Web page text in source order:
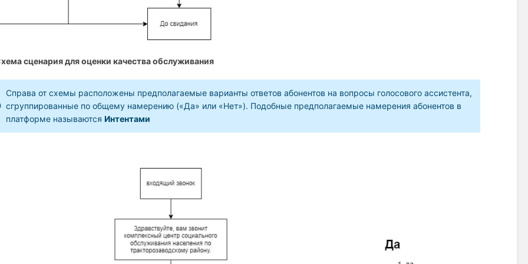
сценария для оценки качества обслуживания
Справа от схемы расположены предполагаемые варианты ответов абонентов на вопросы голосового ассистента,
сгруппированные по общему намерению («Да» или «Нет»). Подобные предполагаемые намерения абонентов в
платформе называютсяИнтентами